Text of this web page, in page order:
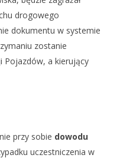
drogowego
dokumentu w systemie
zostanie
Pojazdów, a kierujący
przy sobie dowodu
uczestniczenia w